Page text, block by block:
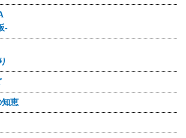
-
知恵